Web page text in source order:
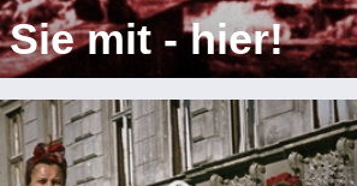
mit - hier!